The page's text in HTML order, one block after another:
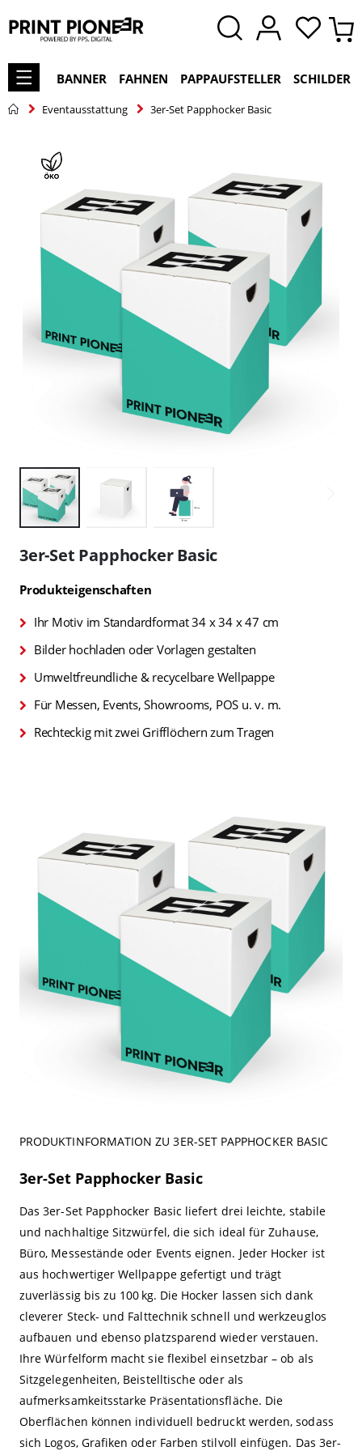
BANNER FAHNEN PAPPAUFSTELLER SCHILDER
Eventausstattung 3er-Set Papphocker Basic
Ende
springen
Anfang
der
springen
3er-Set Papphocker Basic
Produkteigenschaften
Ihr Motiv im Standardformat 34 x 34 x 47 cm
Bilder hochladen oder Vorlagen gestalten
Umweltfreundliche & recycelbare Wellpappe
Für Messen, Events, Showrooms, POS u. v. m.
Rechteckig mit zwei Grifflöchern zum Tragen
PRODUKTINFORMATION ZU 3ER-SET PAPPHOCKER BASIC
3er-Set Papphocker Basic
Das 3er-Set Papphocker Basic liefert drei leichte, stabile
und nachhaltige Sitzwürfel, die sich ideal für Zuhause,
Büro, Messestände oder Events eignen. Jeder Hocker ist
aus hochwertiger Wellpappe gefertigt und trägt
zuverlässig bis zu 100 kg. Die Hocker lassen sich dank
cleverer Steck- und Falttechnik schnell und werkzeuglos
aufbauen und ebenso platzsparend wieder verstauen.
Ihre Würfelform macht sie flexibel einsetzbar – ob als
Sitzgelegenheiten, Beistelltische oder als
aufmerksamkeitsstarke Präsentationsfläche. Die
Oberflächen können individuell bedruckt werden, sodass
sich Logos, Grafiken oder Farben stilvoll einfügen. Das 3er-